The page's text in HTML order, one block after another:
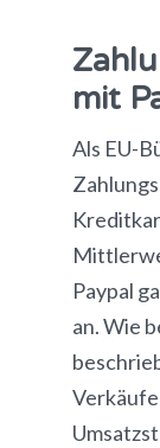
mit
Als EU-
Paypal
an. Wie